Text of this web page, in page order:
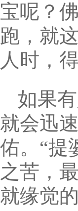
宝呢？
跑，就
人时，
如果
就会迅
佑。“提
之苦，
就缘觉